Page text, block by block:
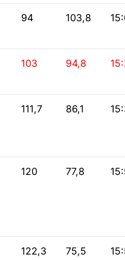
94 103,8
103 94,8
111,7 86,1
120 77,8
122,3 75,5